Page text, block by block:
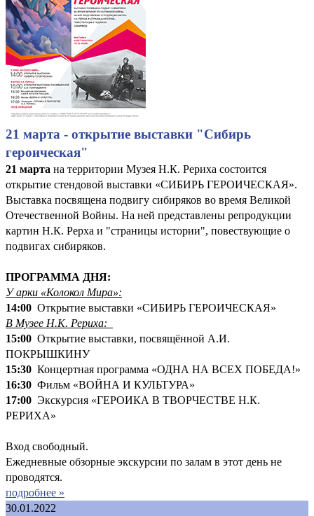
21 марта - открытие выставки "Сибирь
героическая"
21 марта на территории Музея Н.К. Рериха состоится
открытие стендовой выставки «СИБИРЬ ГЕРОИЧЕСКАЯ».
Выставка посвящена подвигу сибиряков во время Великой
Отечественной Войны. На ней представлены репродукции
картин Н.К. Рерха и "страницы истории", повествующие о
подвигах сибиряков.
ПРОГРАММА ДНЯ:
У арки «Колокол Мира»:
14:00 Открытие выставки «СИБИРЬ ГЕРОИЧЕСКАЯ»
В Музее Н.К. Рериха:
15:00 Открытие выставки, посвящённой А.И.
ПОКРЫШКИНУ
15:30 Концертная программа «ОДНА НА ВСЕХ ПОБЕДА!»
16:30 Фильм «ВОЙНА И КУЛЬТУРА»
17:00 Экскурсия «ГЕРОИКА В ТВОРЧЕСТВЕ Н.К.
РЕРИХА»
Вход свободный.
Ежедневные обзорные экскурсии по залам в этот день не
проводятся.
подробнее »
30.01.2022